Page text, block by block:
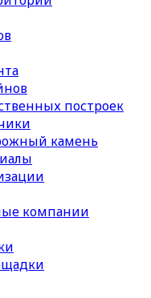
построек
камень
компании